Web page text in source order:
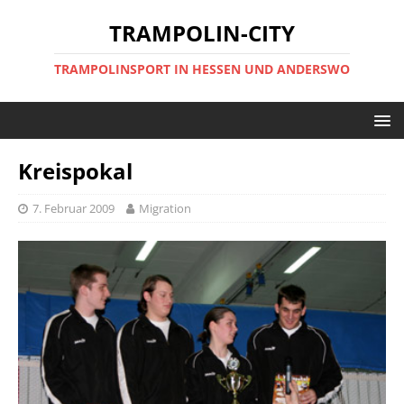
TRAMPOLIN-CITY
TRAMPOLINSPORT IN HESSEN UND ANDERSWO
Kreispokal
7. Februar 2009 Migration